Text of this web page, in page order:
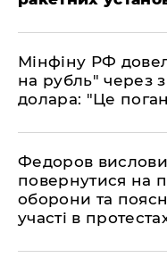
​Мінфіну РФ
на рубль" через
долара: "Це
​Федоров
повернутися на
оборони та
участі в